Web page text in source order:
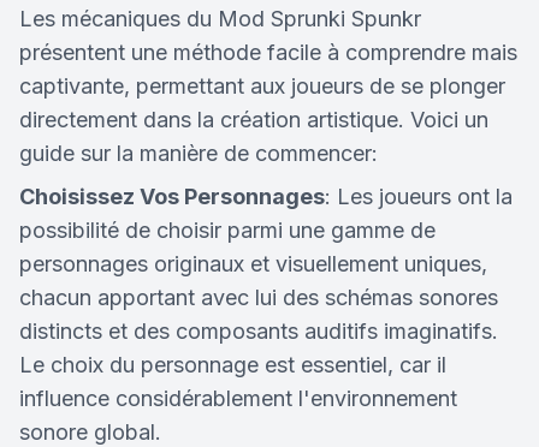
Les mécaniques du Mod Sprunki Spunkr
présentent une méthode facile à comprendre mais
captivante, permettant aux joueurs de se plonger
directement dans la création artistique. Voici un
guide sur la manière de commencer:
Choisissez Vos Personnages: Les joueurs ont la
possibilité de choisir parmi une gamme de
personnages originaux et visuellement uniques,
chacun apportant avec lui des schémas sonores
distincts et des composants auditifs imaginatifs.
Le choix du personnage est essentiel, car il
influence considérablement l'environnement
sonore global.